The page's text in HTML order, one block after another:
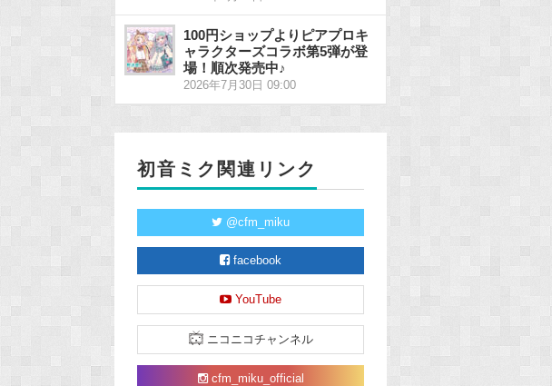
100円ショップよりピアプロキ
ャラクターズコラボ第5弾が登
場！順次発売中♪
2026年7月30日 09:00
初音ミク関連リンク
@cfm_miku
facebook
YouTube
ニコニコチャンネル
cfm_miku_official